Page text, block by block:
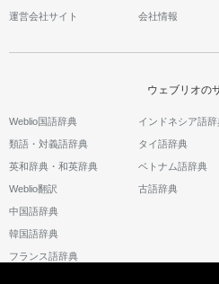
運営会社サイト 会社情報
ウェブリオの
Weblio国語辞典
類語・対義語辞典
英和辞典・和英辞典
Weblio翻訳
中国語辞典
韓国語辞典
フランス語辞典
インドネシア語辞
タイ語辞典
ベトナム語辞典
古語辞典